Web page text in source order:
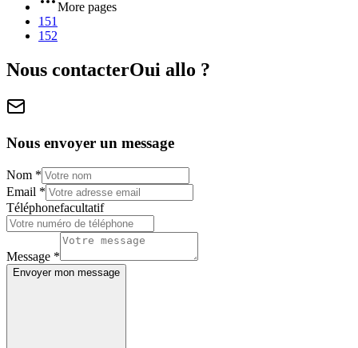
More pages
151
152
Nous contacterOui allo ?
Nous envoyer un message
Nom *
Email *
Téléphonefacultatif
Message *
Envoyer mon message